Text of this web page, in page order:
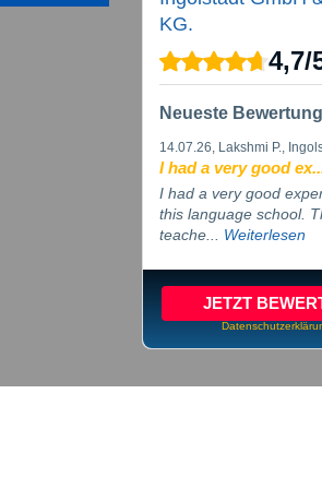
KG.
4,7/
Neueste Bewertung
14.07.26, Lakshmi P.,
I had a very good
I had a very good
this language school.
teache... Weiterlesen
JETZT